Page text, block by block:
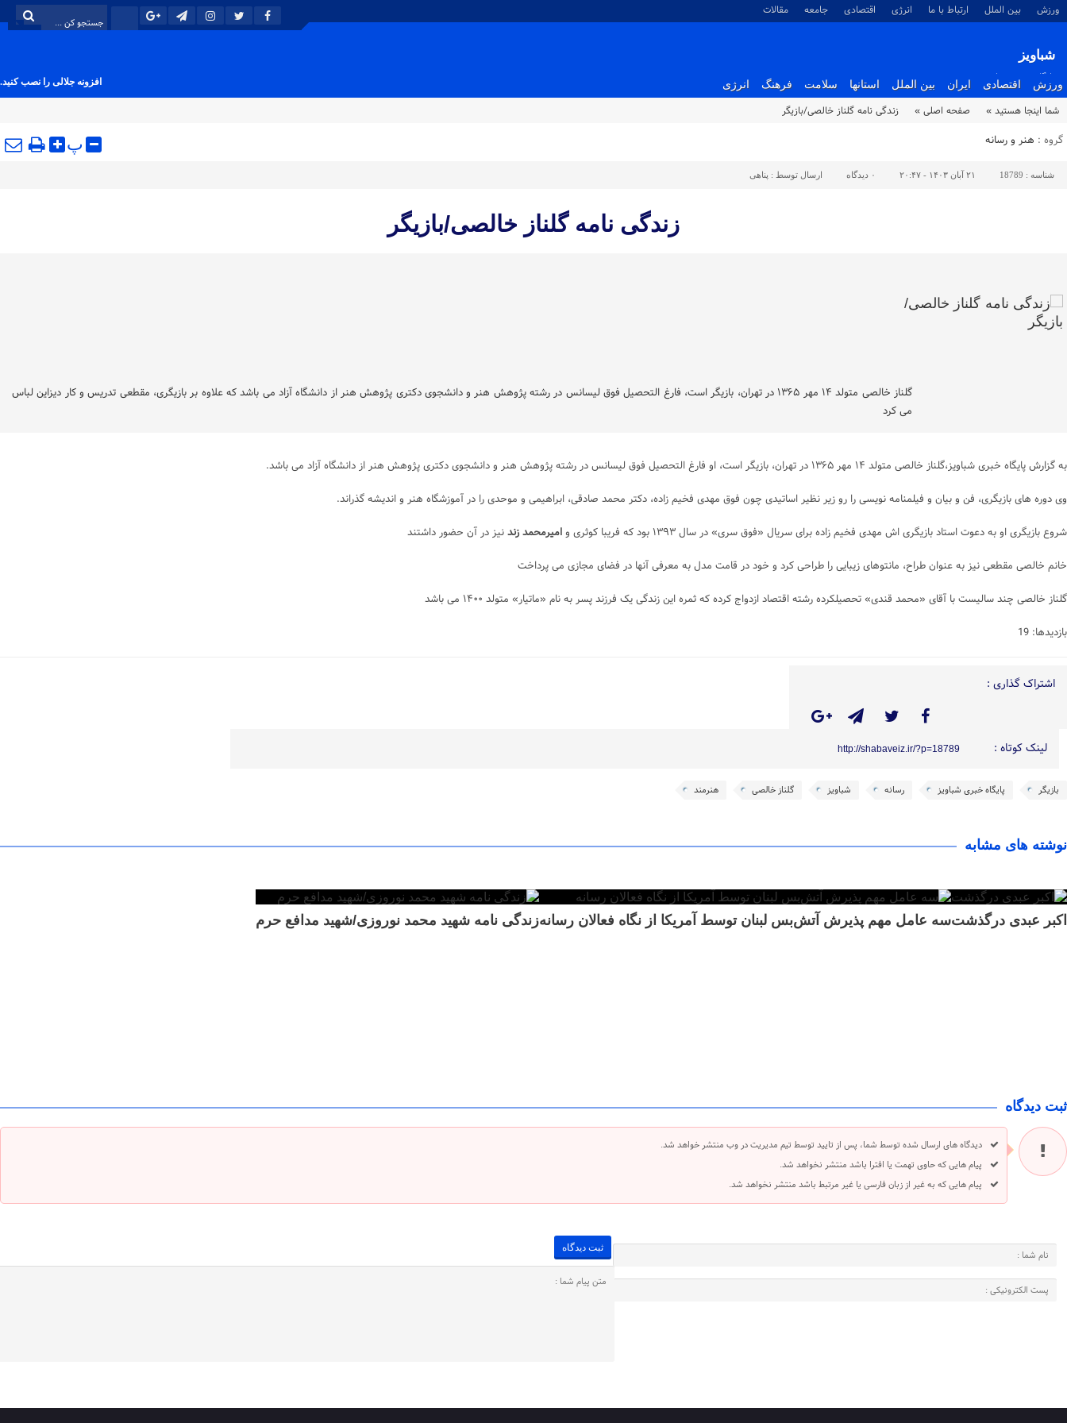
ورزش بین الملل ارتباط با ما انرژی اقتصادی جامعه مقالات
شباویز
پایگاه خبری شباویز
ورزش اقتصادی ایران بین الملل استانها سلامت فرهنگ انرژی افزونه جلالی را نصب کنید.
شما اینجا هستید » صفحه اصلی » زندگی نامه گلناز خالصی/بازیگر
گروه : هنر و رسانه پ
شناسه : 18789 ۲۱ آبان ۱۴۰۳ - ۲۰:۴۷ ۰ دیدگاه ارسال توسط : پناهی
زندگی نامه گلناز خالصی/بازیگر
گلناز خالصی متولد ۱۴ مهر ۱۳۶۵ در تهران، بازیگر است، فارغ التحصیل فوق لیسانس در رشته پژوهش هنر و دانشجوی دکتری پژوهش هنر از دانشگاه آزاد می باشد که علاوه بر بازیگری، مقطعی تدریس و کار دیزاین لباس
می کرد
به گزارش پایگاه خبری شباویز،گلناز خالصی متولد ۱۴ مهر ۱۳۶۵ در تهران، بازیگر است، او فارغ التحصیل فوق لیسانس در رشته پژوهش هنر و دانشجوی دکتری پژوهش هنر از دانشگاه آزاد می باشد.
وی دوره های بازیگری، فن و بیان و فیلمنامه نویسی را رو زیر نظیر اساتیدی چون فوق مهدی فخیم زاده، دکتر محمد صادقی، ابراهیمی و موحدی را در آموزشگاه هنر و اندیشه گذراند.
شروع بازیگری او به دعوت استاد بازیگری اش مهدی فخیم زاده برای سریال «فوق سری» در سال ۱۳۹۳ بود که فریبا کوثری و
امیرمحمد زندنیز در آن حضور داشتند
خانم خالصی مقطعی نیز به عنوان طراح، مانتوهای زیبایی را طراحی کرد و خود در قامت مدل به معرفی آنها در فضای مجازی می پرداخت
گلناز خالصی چند سالیست با آقای «محمد قندی» تحصیلکرده رشته اقتصاد ازدواج کرده که ثمره این زندگی یک فرزند پسر به نام «ماتیار» متولد ۱۴۰۰ می باشد
بازدیدها: 19
اشتراک گذاری :
لینک کوتاه : http://shabaveiz.ir/?p=18789
بازیگر پایگاه خبری شباویز رسانه شباویز گلناز خالصی هنرمند
نوشته های مشابه
اکبر عبدی درگذشتسه عامل مهم پذیرش آتش‌بس لبنان توسط آمریکا از نگاه فعالان رسانهزندگی نامه شهید محمد نوروزی/شهید مدافع حرم
ثبت دیدگاه
دیدگاه های ارسال شده توسط شما، پس از تایید توسط تیم مدیریت در وب منتشر خواهد شد.
پیام هایی که حاوی تهمت یا افترا باشد منتشر نخواهد شد.
پیام هایی که به غیر از زبان فارسی یا غیر مرتبط باشد منتشر نخواهد شد.